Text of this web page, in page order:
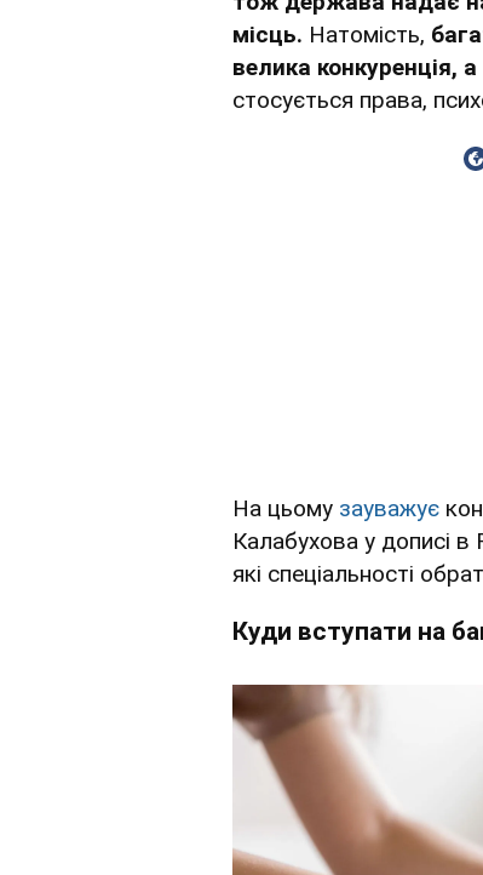
місць. Натомість,
велика конкуренція,
стосується права,
На цьому зауважує
Калабухова у дописі
які спеціальності
Куди вступати на